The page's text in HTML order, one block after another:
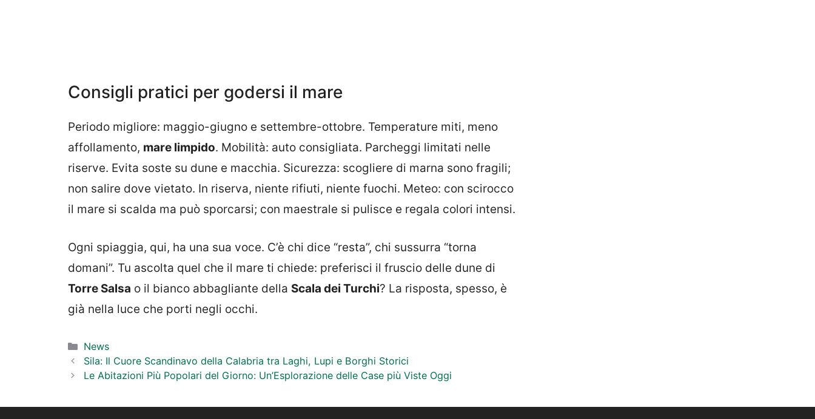
Consigli pratici per godersi il mare
Periodo migliore: maggio-giugno e settembre-ottobre. Temperature miti, meno
affollamento, mare limpido. Mobilità: auto consigliata. Parcheggi limitati nelle
riserve. Evita soste su dune e macchia. Sicurezza: scogliere di marna sono fragili;
non salire dove vietato. In riserva, niente rifiuti, niente fuochi. Meteo: con scirocco
il mare si scalda ma può sporcarsi; con maestrale si pulisce e regala colori intensi.
Ogni spiaggia, qui, ha una sua voce. C’è chi dice “resta”, chi sussurra “torna
domani”. Tu ascolta quel che il mare ti chiede: preferisci il fruscio delle dune di
Torre Salsa o il bianco abbagliante della Scala dei Turchi? La risposta, spesso, è
già nella luce che porti negli occhi.
Categorie
News
Sila: Il Cuore Scandinavo della Calabria tra Laghi, Lupi e Borghi Storici
Le Abitazioni Più Popolari del Giorno: Un’Esplorazione delle Case più Viste Oggi